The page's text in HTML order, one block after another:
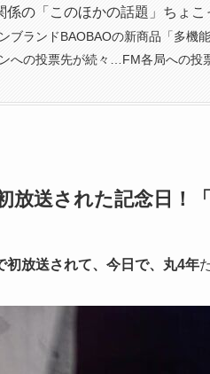
係の「このほかの話題」ちょこ
ブランドBAOBAOの新商品「多機
への投票先が続々…FM各局への投
放送された記念日！
初放送されて、今日で、丸4年